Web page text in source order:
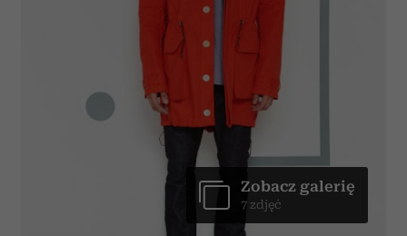
Zobacz galerię
7 zdjęć